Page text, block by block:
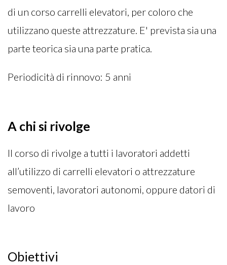
di un corso carrelli elevatori, per coloro che
utilizzano queste attrezzature. E' prevista sia una
parte teorica sia una parte pratica.
Periodicità di rinnovo: 5 anni
A chi si rivolge
Il corso di rivolge a tutti i lavoratori addetti
all’utilizzo di carrelli elevatori o attrezzature
semoventi, lavoratori autonomi, oppure datori di
lavoro
Obiettivi